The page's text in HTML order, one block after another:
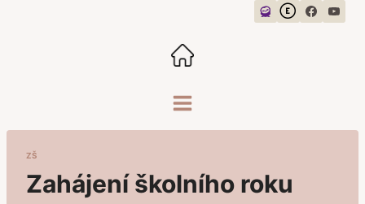
ZŠ
Zahájení školního roku